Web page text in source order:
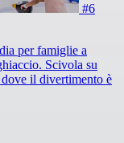
#6
per famiglie a
Scivola su
il divertimento è